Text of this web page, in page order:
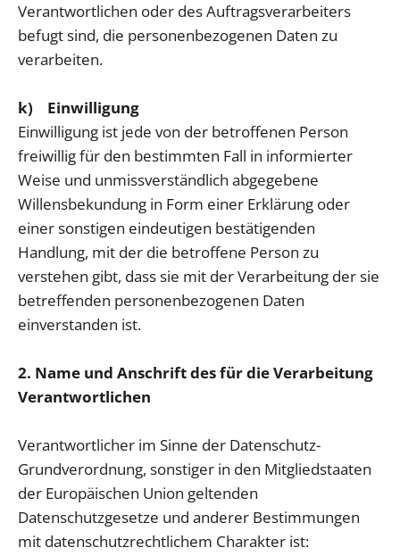
Verantwortlichen oder des Auftragsverarbeiters
befugt sind, die personenbezogenen Daten zu
verarbeiten.
k) Einwilligung
Einwilligung ist jede von der betroffenen Person
freiwillig für den bestimmten Fall in informierter
Weise und unmissverständlich abgegebene
Willensbekundung in Form einer Erklärung oder
einer sonstigen eindeutigen bestätigenden
Handlung, mit der die betroffene Person zu
verstehen gibt, dass sie mit der Verarbeitung der sie
betreffenden personenbezogenen Daten
einverstanden ist.
2. Name und Anschrift des für die Verarbeitung
Verantwortlichen
Verantwortlicher im Sinne der Datenschutz-
Grundverordnung, sonstiger in den Mitgliedstaaten
der Europäischen Union geltenden
Datenschutzgesetze und anderer Bestimmungen
mit datenschutzrechtlichem Charakter ist: